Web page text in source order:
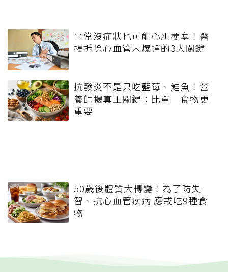
平常沒症狀也可能心肌梗塞！醫
揭拆除心血管未爆彈的3大關鍵
抗發炎不是只吃藍莓、鮭魚！營
養師揭真正關鍵：比單一食物更
重要
50歲後體質大轉變！為了防失
智、抗心血管疾病 應戒吃9種食
物